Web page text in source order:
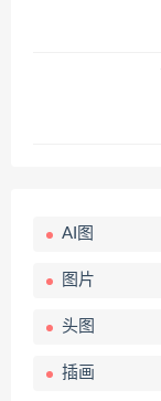
AI图
图片
头图
插画